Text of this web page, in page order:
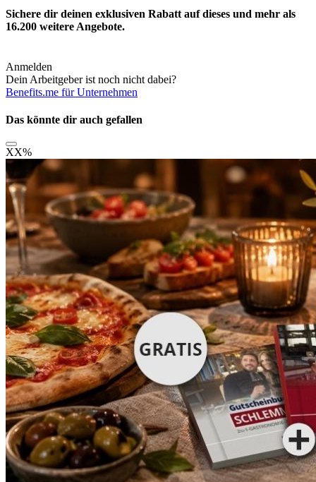
Sichere dir deinen exklusiven Rabatt auf dieses und mehr als
16.200 weitere Angebote.
Anmelden
Dein Arbeitgeber ist noch nicht dabei?
Benefits.me für Unternehmen
Das könnte dir auch gefallen
XX%